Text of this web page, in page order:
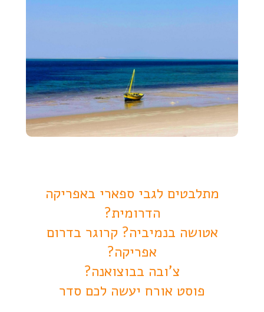
מתלבטים לגבי ספארי באפריקה
הדרומית?
אטושה בנמיביה? קרוגר בדרום
אפריקה?
צ'ובה בבוצואנה?
פוסט אורח יעשה לכם סדר